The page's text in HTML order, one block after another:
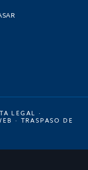
LEGAL ·
· TRASPASO DE